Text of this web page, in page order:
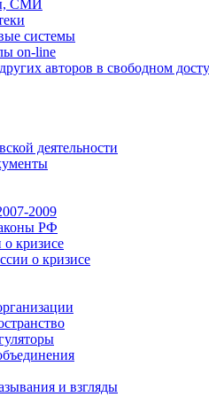
СМИ
системы
on-line
авторов в свободном
деятельности
2009
РФ
кризисе
о кризисе
и взгляды